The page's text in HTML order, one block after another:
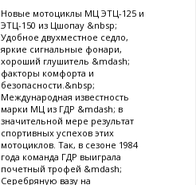
Новые мотоциклы МЦ ЭТЦ-125 и
ЭТЦ-150 из Цшопау &nbsp;
Удобное двухместное седло,
яркие сигнальные фонари,
хороший глушитель &mdash;
факторы комфорта и
безопасности.&nbsp;
Международная известность
марки МЦ из ГДР &mdash; в
значительной мере результат
спортивных успехов этих
мотоциклов. Так, в сезоне 1984
года команда ГДР выиграла
почетный трофей &mdash;
Серебряную вазу на